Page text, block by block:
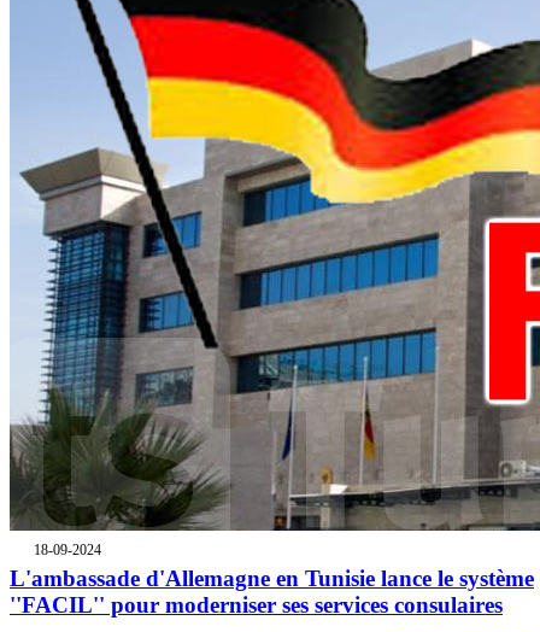
18-09-2024
L'ambassade d'Allemagne en Tunisie lance le système
''FACIL'' pour moderniser ses services consulaires